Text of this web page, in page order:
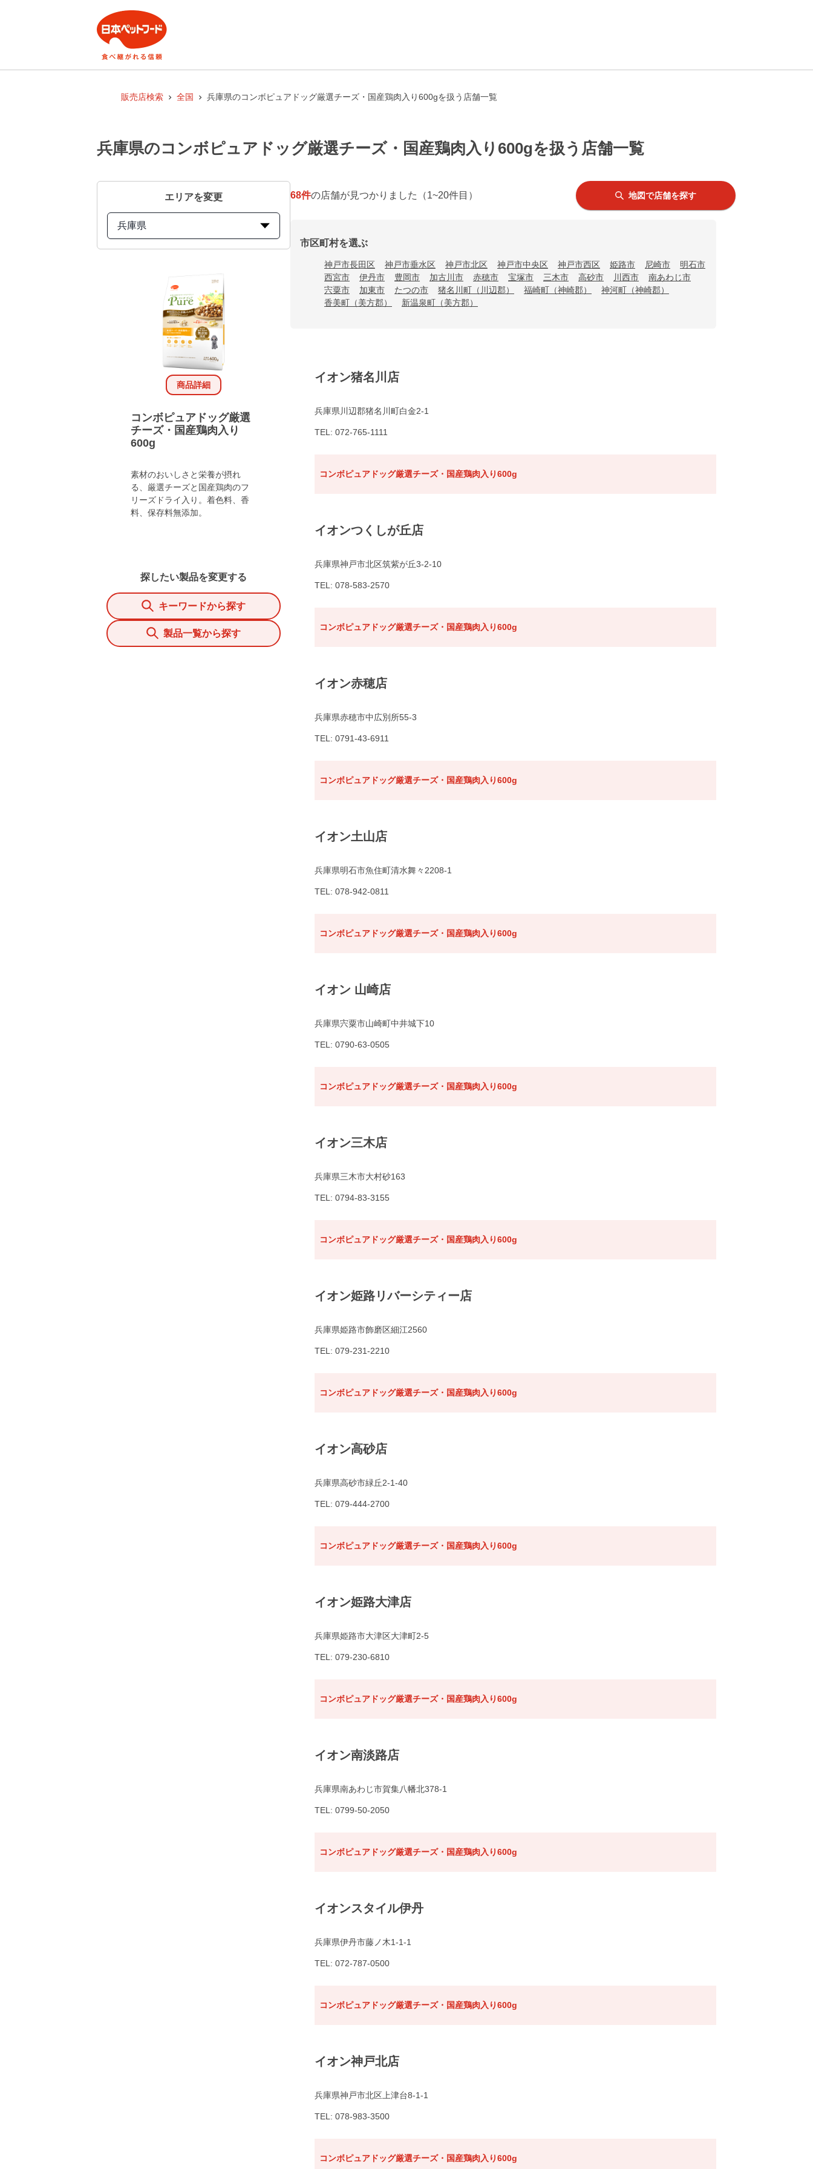
販売店検索 全国 兵庫県のコンボピュアドッグ厳選チーズ・国産鶏肉入り600gを扱う店舗一覧
兵庫県のコンボピュアドッグ厳選チーズ・国産鶏肉入り600gを扱う店舗一覧
エリアを変更
兵庫県
商品詳細
コンボピュアドッグ厳選
チーズ・国産鶏肉入り
600g
素材のおいしさと栄養が摂れ
る、厳選チーズと国産鶏肉のフ
リーズドライ入り。着色料、香
料、保存料無添加。
探したい製品を変更する
キーワードから探す
製品一覧から探す
68件の店舗が見つかりました （1~20件目） 地図で店舗を探す
市区町村を選ぶ
神戸市長田区 神戸市垂水区 神戸市北区 神戸市中央区 神戸市西区 姫路市 尼崎市
明石市
西宮市
伊丹市 豊岡市 加古川市 赤穂市 宝塚市 三木市 高砂市 川西市
南あわじ市
宍粟市
加東市 たつの市 猪名川町（川辺郡） 福崎町（神崎郡）
神河町（神崎郡）
香美町（美方郡）
新温泉町（美方郡）
イオン猪名川店
兵庫県川辺郡猪名川町白金2-1
TEL: 072-765-1111
コンボピュアドッグ厳選チーズ・国産鶏肉入り600g
イオンつくしが丘店
兵庫県神戸市北区筑紫が丘3-2-10
TEL: 078-583-2570
コンボピュアドッグ厳選チーズ・国産鶏肉入り600g
イオン赤穂店
兵庫県赤穂市中広別所55-3
TEL: 0791-43-6911
コンボピュアドッグ厳選チーズ・国産鶏肉入り600g
イオン土山店
兵庫県明石市魚住町清水舞々2208-1
TEL: 078-942-0811
コンボピュアドッグ厳選チーズ・国産鶏肉入り600g
イオン 山崎店
兵庫県宍粟市山崎町中井城下10
TEL: 0790-63-0505
コンボピュアドッグ厳選チーズ・国産鶏肉入り600g
イオン三木店
兵庫県三木市大村砂163
TEL: 0794-83-3155
コンボピュアドッグ厳選チーズ・国産鶏肉入り600g
イオン姫路リバーシティー店
兵庫県姫路市飾磨区細江2560
TEL: 079-231-2210
コンボピュアドッグ厳選チーズ・国産鶏肉入り600g
イオン高砂店
兵庫県高砂市緑丘2-1-40
TEL: 079-444-2700
コンボピュアドッグ厳選チーズ・国産鶏肉入り600g
イオン姫路大津店
兵庫県姫路市大津区大津町2-5
TEL: 079-230-6810
コンボピュアドッグ厳選チーズ・国産鶏肉入り600g
イオン南淡路店
兵庫県南あわじ市賀集八幡北378-1
TEL: 0799-50-2050
コンボピュアドッグ厳選チーズ・国産鶏肉入り600g
イオンスタイル伊丹
兵庫県伊丹市藤ノ木1-1-1
TEL: 072-787-0500
コンボピュアドッグ厳選チーズ・国産鶏肉入り600g
イオン神戸北店
兵庫県神戸市北区上津台8-1-1
TEL: 078-983-3500
コンボピュアドッグ厳選チーズ・国産鶏肉入り600g